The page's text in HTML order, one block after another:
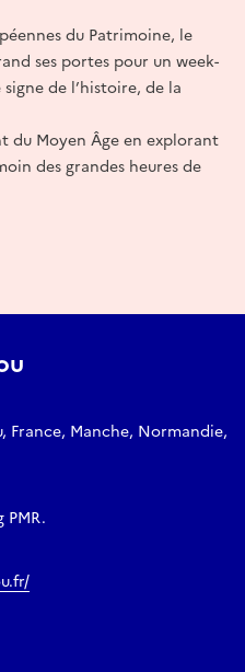
du Patrimoine, le
ses portes pour un week-
de l’histoire, de la
du Moyen Âge en explorant
des grandes heures de
France, Manche, Normandie,